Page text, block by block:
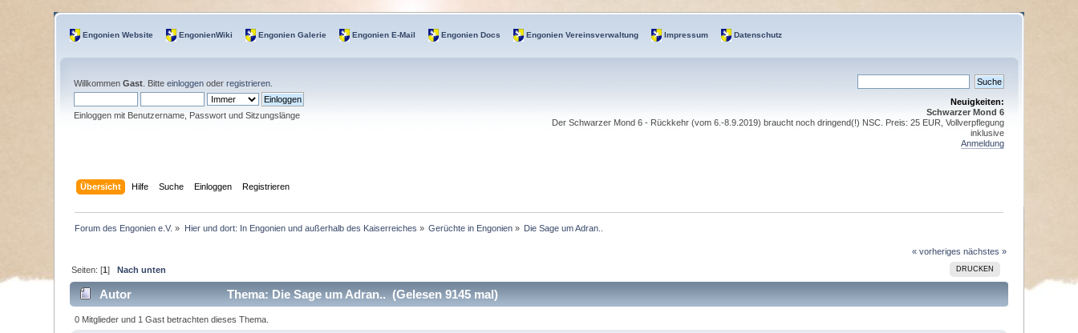
Engonien Website EngonienWiki Engonien Galerie Engonien E-Mail Engonien Docs Engonien Vereinsverwaltung Impressum Datenschutz
WillkommenGast . Bitteeinloggen oderregistrieren
Einloggen mit Benutzername, Passwort und Sitzungslänge
Neuigkeiten:
Schwarzer Mond 6
Der Schwarzer Mond 6 - Rückkehr (vom 6.-8.9.2019) braucht noch dringend(!) NSC. Preis: 25 EUR, Vollverpflegung
inklusive
Anmeldung
Übersicht Hilfe Suche Einloggen Registrieren
Forum des Engonien e.V. » Hier und dort: In Engonien und außerhalb des Kaiserreiches » Gerüchte in Engonien » Die Sage um Adran..
« vorheriges nächstes »
DRUCKEN
Seiten: [1]Nach unten
Autor Thema: Die Sage um Adran.. (Gelesen 9145 mal)
0 Mitglieder und 1 Gast betrachten dieses Thema.